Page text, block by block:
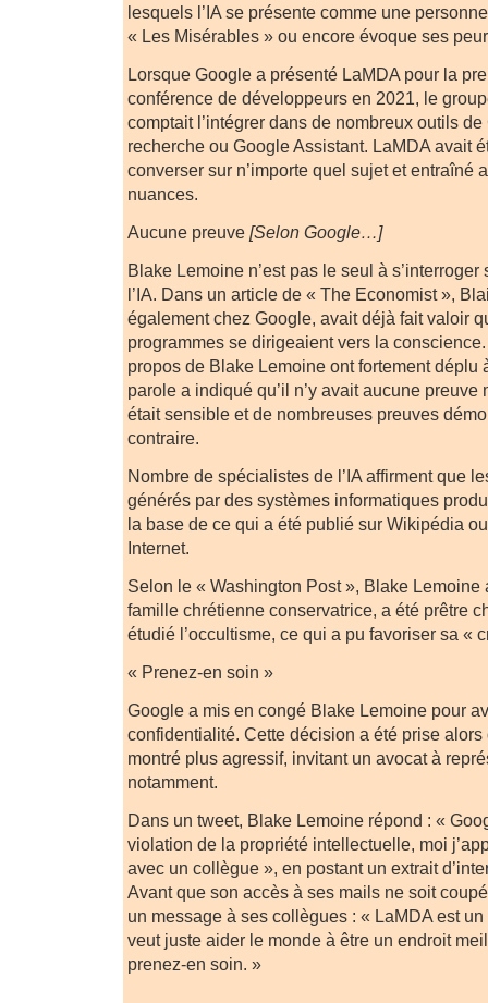
lesquels l’IA se présente comme une
« Les Misérables » ou encore évoque ses
Lorsque Google a présenté LaMDA pour la
conférence de développeurs en 2021, le
comptait l’intégrer dans de nombreux outils
recherche ou Google Assistant. LaMDA avait
converser sur n’importe quel sujet et entraîné
nuances.
Aucune preuve [Selon Google…]
Blake Lemoine n’est pas le seul à
l’IA. Dans un article de « The Economist »,
également chez Google, avait déjà fait valoir
programmes se dirigeaient vers la
propos de Blake Lemoine ont fortement déplu
parole a indiqué qu’il n’y avait aucune preuve
était sensible et de nombreuses preuves
contraire.
Nombre de spécialistes de l’IA affirment que
générés par des systèmes informatiques
la base de ce qui a été publié sur Wikipédia
Internet.
Selon le « Washington Post », Blake Lemoine
famille chrétienne conservatrice, a été prêtre
étudié l’occultisme, ce qui a pu favoriser sa «
« Prenez-en soin »
Google a mis en congé Blake Lemoine pour
confidentialité. Cette décision a été prise alors
montré plus agressif, invitant un avocat à
notamment.
Dans un tweet, Blake Lemoine répond : «
violation de la propriété intellectuelle, moi
avec un collègue », en postant un extrait
Avant que son accès à ses mails ne soit
un message à ses collègues : « LaMDA est
veut juste aider le monde à être un endroit
prenez-en soin. »